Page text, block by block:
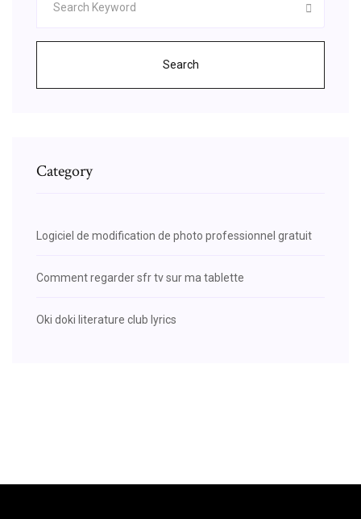
Search
Category
Logiciel de modification de photo professionnel gratuit
Comment regarder sfr tv sur ma tablette
Oki doki literature club lyrics